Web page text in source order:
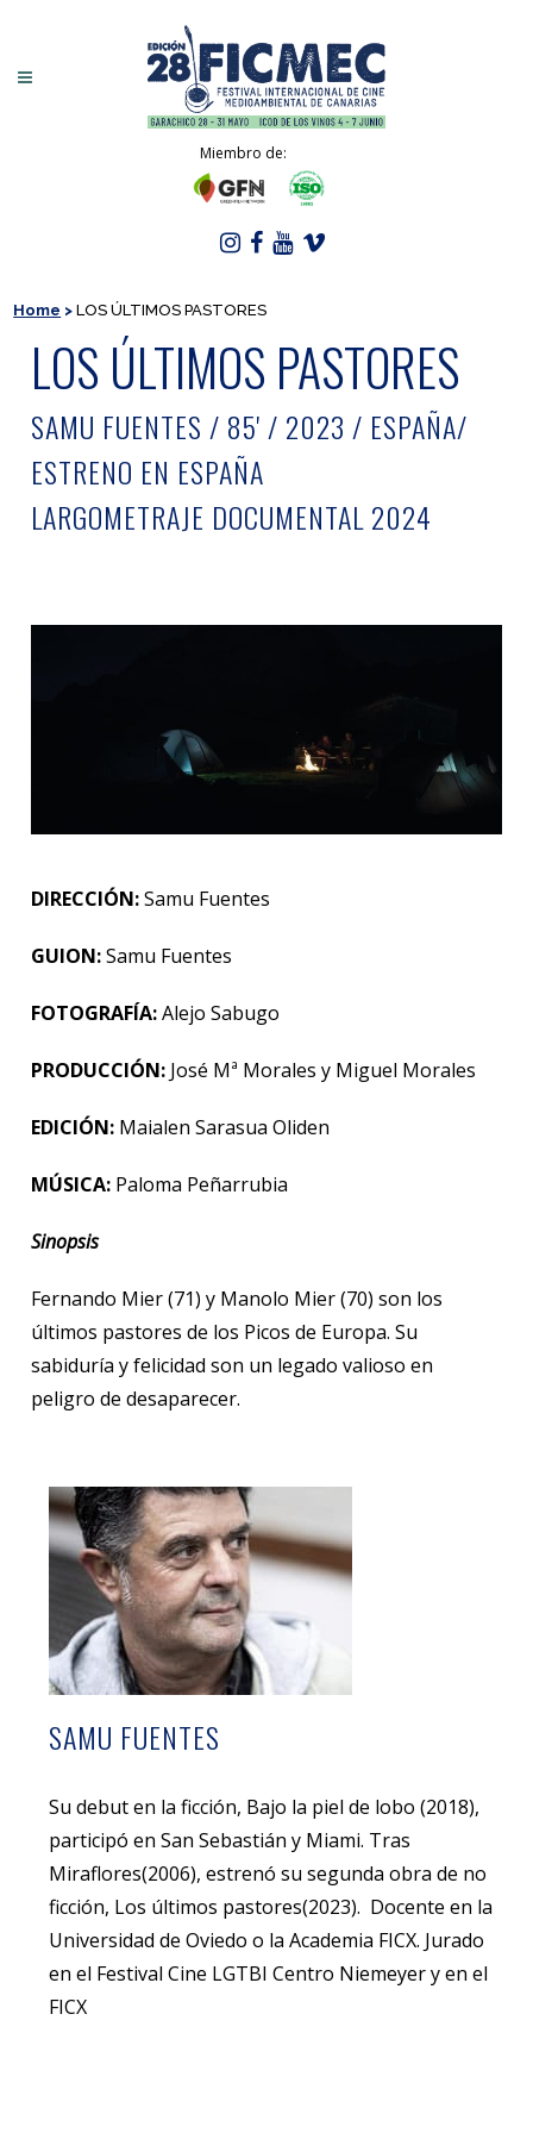
Miembro de:
Home >LOS ÚLTIMOS PASTORES
LOS ÚLTIMOS PASTORES
SAMU FUENTES / 85' / 2023 / ESPAÑA/
ESTRENO EN ESPAÑA
LARGOMETRAJE DOCUMENTAL 2024
DIRECCIÓN:Samu Fuentes
GUION:Samu Fuentes
FOTOGRAFÍA:AlejoSabugo
PRODUCCIÓN: José Mª Moralesy Miguel Morales
EDICIÓN: Maialen Sarasua Oliden
MÚSICA: Paloma Peñarrubia
Sinopsis
Fernando Mier (71) y Manolo Mier (70) son los
últimos pastores de los Picos de Europa. Su
sabiduría y felicidad son un legado valioso en
peligro de desaparecer.
SAMU FUENTES
Su debut en la ficción, Bajo la pielde lobo (2018),
participó en SanSebastián y Miami. Tras
Miraflores(2006), estrenó su segunda obrade no
ficción, Los últimos pastores(2023). Docente en la
Universidadde Oviedo o la Academia FICX. Jurado
en el Festival Cine LGTBICentro Niemeyer y en el
FICX